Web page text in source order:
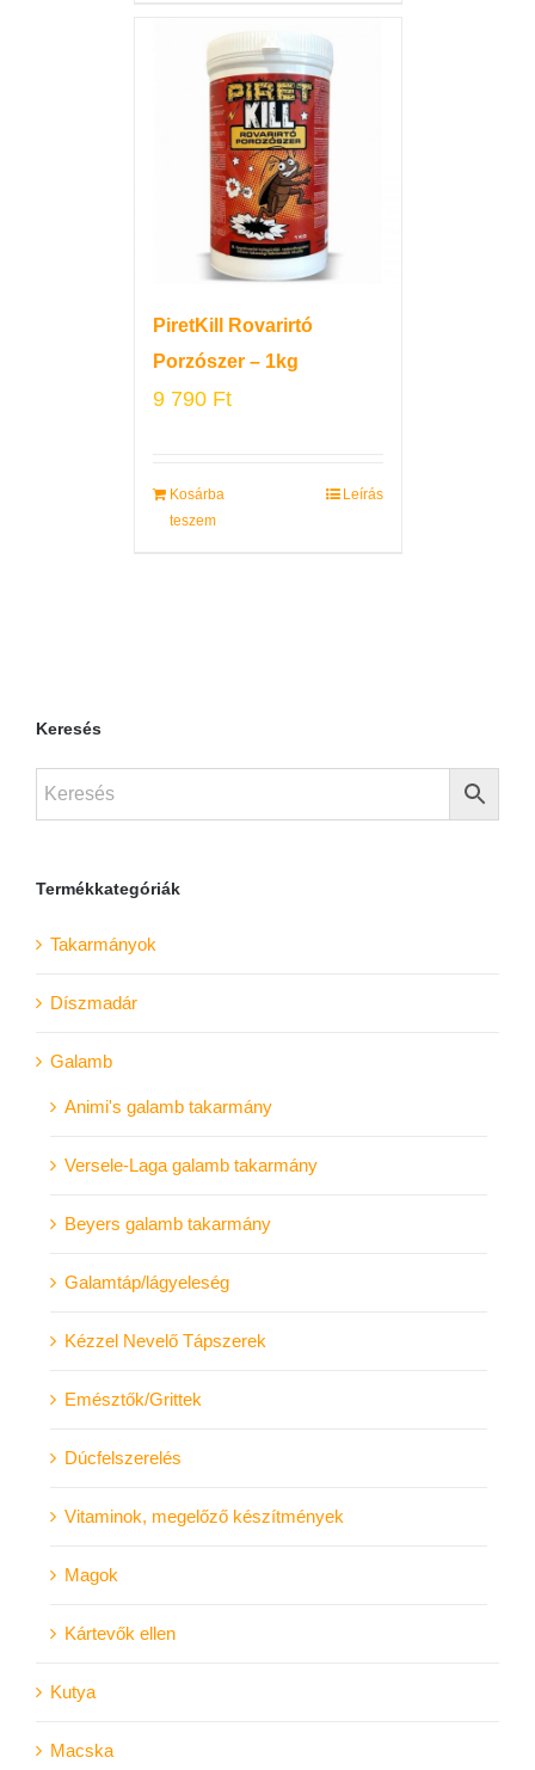
PiretKill Rovarirtó
Porzószer – 1kg
9 790 Ft
Kosárba
teszem
Leírás
Keresés
Termékkategóriák
Takarmányok
Díszmadár
Galamb
Animi's galamb takarmány
Versele-Laga galamb takarmány
Beyers galamb takarmány
Galamtáp/lágyeleség
Kézzel Nevelő Tápszerek
Emésztők/Grittek
Dúcfelszerelés
Vitaminok, megelőző készítmények
Magok
Kártevők ellen
Kutya
Macska